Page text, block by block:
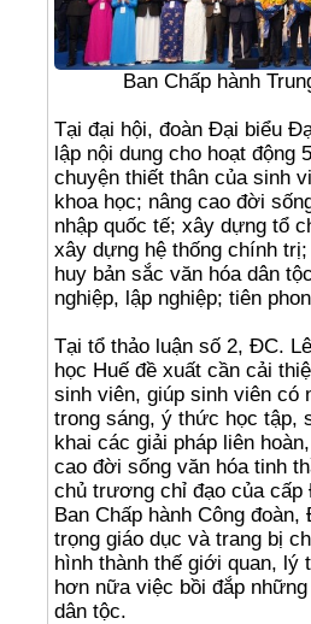
Ban Chấp hành
Tại đại hội, đoàn Đại biểu
lập nội dung cho hoạt động
chuyện thiết thân của sinh
khoa học; nâng cao đời
nhập quốc tế; xây dựng tổ
xây dựng hệ thống chính
huy bản sắc văn hóa dân
nghiệp, lập nghiệp; tiên
Tại tổ thảo luận số 2, ĐC.
học Huế đề xuất cần cải
sinh viên, giúp sinh viên có
trong sáng, ý thức học tập,
khai các giải pháp liên
cao đời sống văn hóa tinh
chủ trương chỉ đạo của
Ban Chấp hành Công
trọng giáo dục và trang bị
hình thành thế giới quan,
hơn nữa việc bồi đắp
dân tộc.